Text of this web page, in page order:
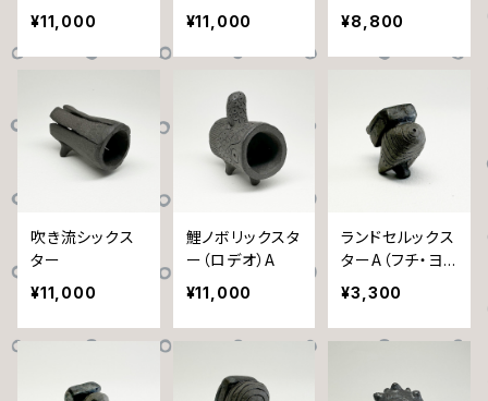
る）
¥11,000
¥11,000
¥8,800
吹き流シックス
ター
¥11,000
鯉ノボリックスタ
ー（ロデオ）A
¥11,000
ランドセルックス
ターA（フチ・ヨ
コシマ）
¥3,300